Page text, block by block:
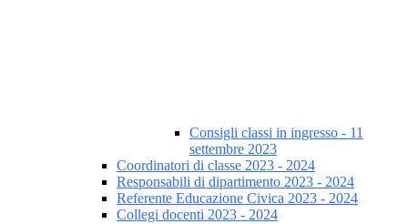
Consigli classi in ingresso - 11
settembre 2023
Coordinatori di classe 2023 - 2024
Responsabili di dipartimento 2023 - 2024
Referente Educazione Civica 2023 - 2024
Collegi docenti 2023 - 2024